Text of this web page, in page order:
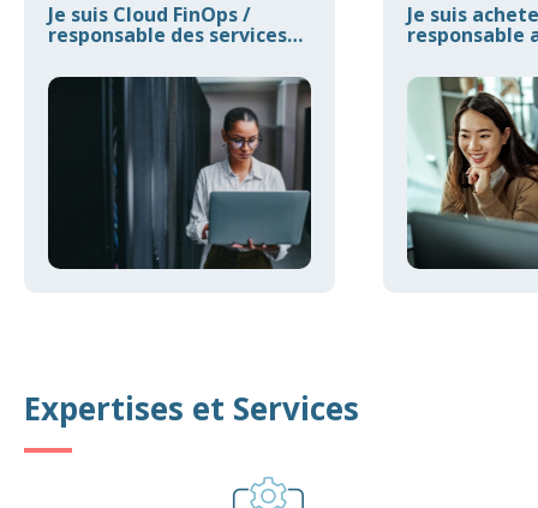
Je suis Cloud FinOps /
responsable des services
Je suis
responsable
Expertises et Services